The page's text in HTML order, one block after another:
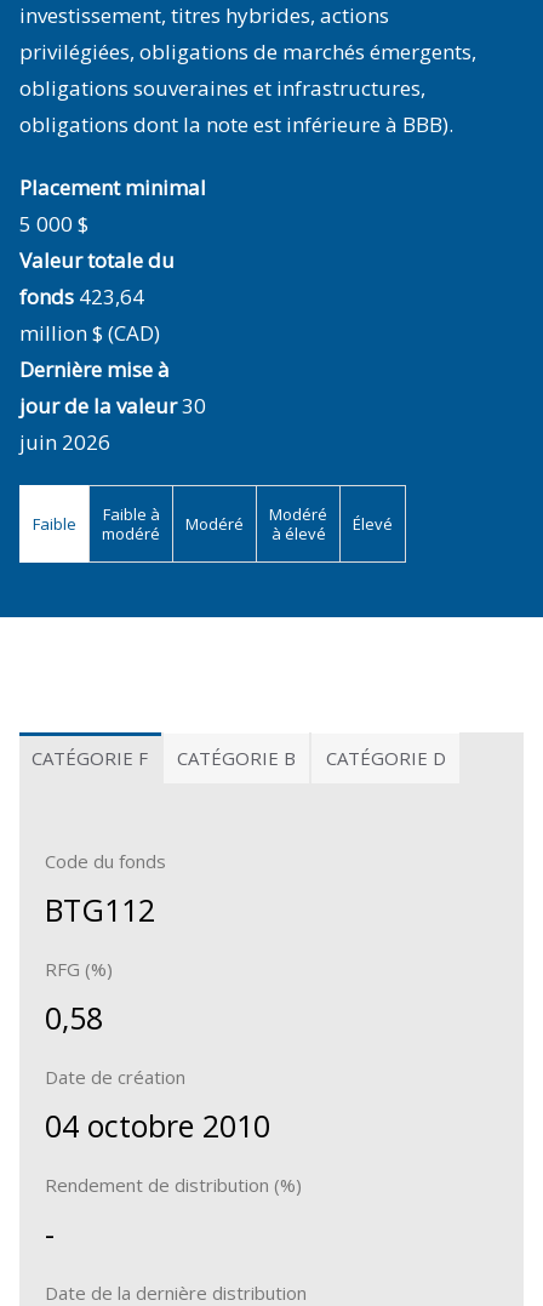
investissement, titres hybrides, actions
privilégiées, obligations de marchés émergents,
obligations souveraines et infrastructures,
obligations dont la note est inférieure à BBB).
Placement minimal
5 000 $
Valeur totale du
fonds 423,64
million $ (CAD)
Dernière mise à
jour de la valeur30
juin 2026
Faible
Faible à
modéré
Modéré
Modéré
à élevé
Élevé
CATÉGORIE F CATÉGORIE B CATÉGORIE D
Code du fonds
BTG112
RFG (%)
0,58
Date de création
04 octobre 2010
Rendement de distribution (%)
-
Date de la dernière distribution